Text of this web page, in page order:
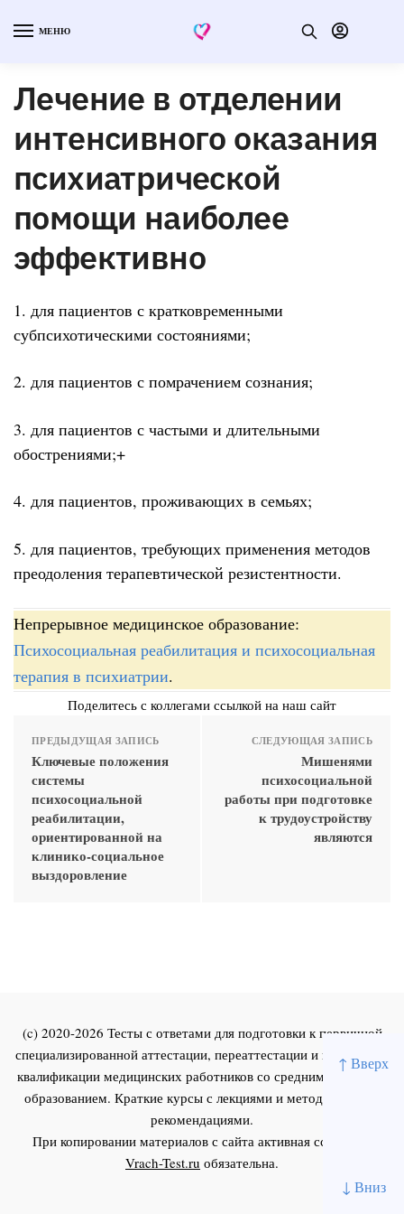
↑ Вверх
↓ Вниз
МЕНЮ
Лечение в отделении
интенсивного оказания
психиатрической
помощи наиболее
эффективно
1. для пациентов с кратковременными
субпсихотическими состояниями;
2. для пациентов с помрачением сознания;
3. для пациентов с частыми и длительными
обострениями;+
4. для пациентов, проживающих в семьях;
5. для пациентов, требующих применения методов
преодоления терапевтической резистентности.
Непрерывное медицинское образование:
Психосоциальная реабилитация и психосоциальная
терапия в психиатрии.
Поделитесь с коллегами ссылкой на наш сайт
ПРЕДЫДУЩАЯ ЗАПИСЬ
Ключевые положения
системы
психосоциальной
реабилитации,
ориентированной на
клинико-социальное
выздоровление
СЛЕДУЮЩАЯ ЗАПИСЬ
Мишенями
психосоциальной
работы при подготовке
к трудоустройству
являются
(c) 2020-2026 Тесты с ответами для подготовки к первичной
специализированной аттестации, переаттестации и повышения
квалификации медицинских работников со средним и высшим
образованием. Краткие курсы с лекциями и методическими
рекомендациями.
При копировании материалов с сайта активная ссылка на
Vrach-Test.ru обязательна.